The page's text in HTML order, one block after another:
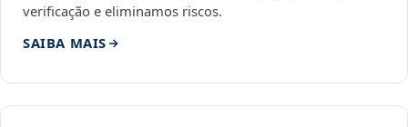
verificação e eliminamos riscos.
SAIBA MAIS